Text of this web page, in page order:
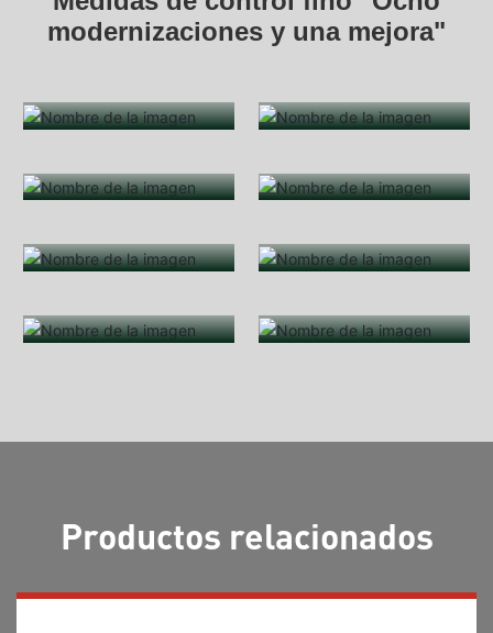
modernizaciones y una mejora"
Productos relacionados